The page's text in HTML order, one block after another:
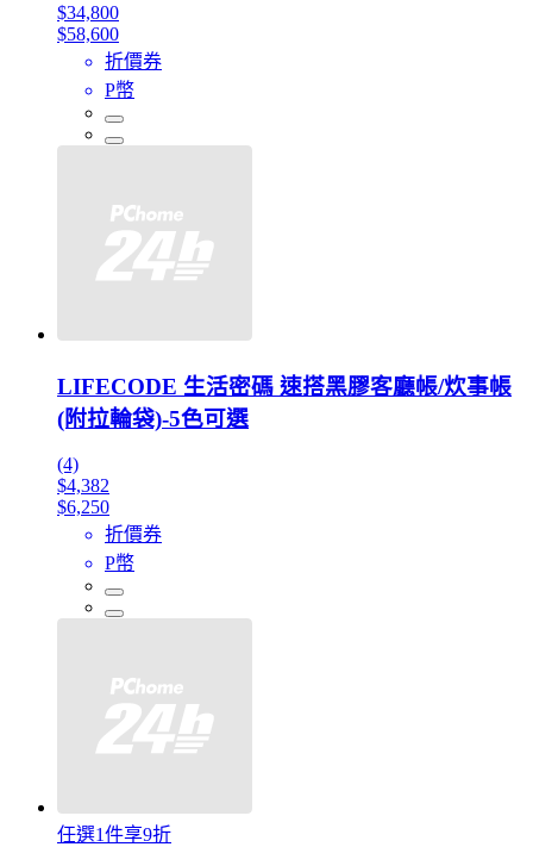
$34,800
$58,600
折價券
P幣
LIFECODE 生活密碼 速搭黑膠客廳帳/炊事帳
(附拉輪袋)-5色可選
(4)
$4,382
$6,250
折價券
P幣
任選1件享9折